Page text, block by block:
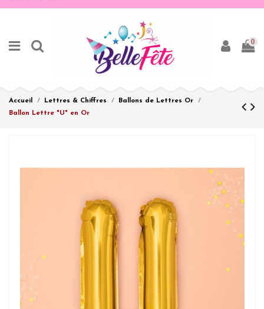
0
Accueil Lettres & Chiffres
Ballons de Lettres Or
Ballon Lettre "U" en Or